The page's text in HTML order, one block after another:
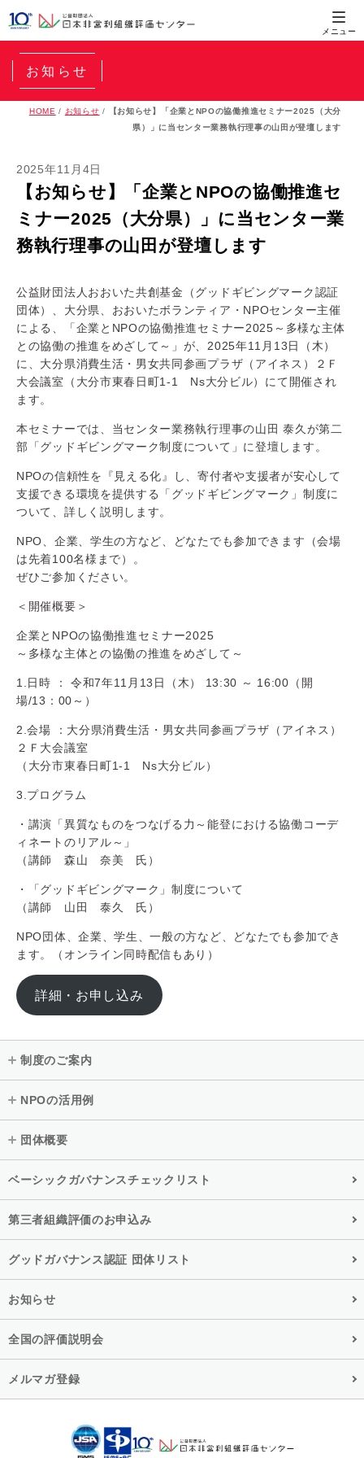
お知らせ
HOME / お知らせ /
【お知らせ】「企業とNPOの協働推進セミナー2025（大分
県）」に当センター業務執行理事の山田が登壇します
2025年11月4日
【お知らせ】「企業とNPOの協働推進セ
ミナー2025（大分県）」に当センター業
務執行理事の山田が登壇します
公益財団法人おおいた共創基金（グッドギビングマーク認証
団体）、大分県、おおいたボランティア・NPOセンター主催
による、「企業とNPOの協働推進セミナー2025～多様な主体
との協働の推進をめざして～」が、2025年11月13日（木）
に、大分県消費生活・男女共同参画プラザ（アイネス）２Ｆ
大会議室（大分市東春日町1-1 Ns大分ビル）にて開催され
ます。
本セミナーでは、当センター業務執行理事の山田 泰久が第二
部「グッドギビングマーク制度について」に登壇します。
NPOの信頼性を『見える化』し、寄付者や支援者が安心して
支援できる環境を提供する「グッドギビングマーク」制度に
ついて、詳しく説明します。
NPO、企業、学生の方など、どなたでも参加できます（会場
は先着100名様まで）。
ぜひご参加ください。
＜開催概要＞
企業とNPOの協働推進セミナー2025
～多様な主体との協働の推進をめざして～
1.日時 ： 令和7年11月13日（木） 13:30 ～ 16:00（開
場/13：00～）
2.会場 ：大分県消費生活・男女共同参画プラザ（アイネス）
２Ｆ大会議室
（大分市東春日町1-1 Ns大分ビル）
3.プログラム
・講演「異質なものをつなげる力～能登における協働コーデ
ィネートのリアル～」
（講師 森山 奈美 氏）
・「グッドギビングマーク」制度について
（講師 山田 泰久 氏）
NPO団体、企業、学生、一般の方など、どなたでも参加でき
ます。（オンライン同時配信もあり）
詳細・お申し込み
制度のご案内
NPOの活用例
団体概要
ベーシックガバナンスチェックリスト
第三者組織評価のお申込み
グッドガバナンス認証 団体リスト
お知らせ
全国の評価説明会
メルマガ登録